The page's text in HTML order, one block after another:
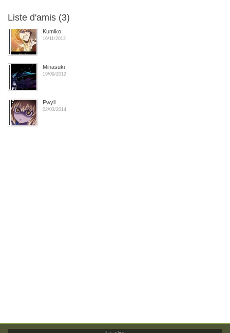
Liste d'amis (3)
Kumiko
16/11/2012
Minasuki
19/09/2012
Pwyll
02/03/2014